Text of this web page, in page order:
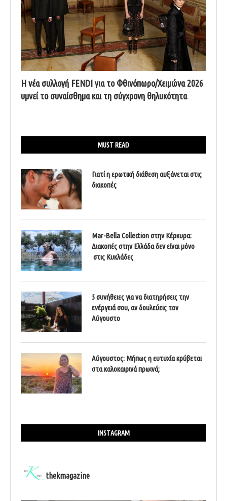
Η νέα συλλογή FENDI για το Φθινόπωρο/Χειμώνα 2026
υμνεί το συναίσθημα και τη σύγχρονη θηλυκότητα
MUST READ
Γιατί η ερωτική διάθεση αυξάνεται στις
διακοπές
Mar-Bella Collection στην Κέρκυρα:
Διακοπές στην Ελλάδα δεν είναι μόνο
στις Κυκλάδες
5 συνήθειες για να διατηρήσεις την
ενέργειά σου, αν δουλεύεις τον
Αύγουστο
Αύγουστος: Μήπως η ευτυχία κρύβεται
στα καλοκαιρινά πρωινά;
INSTAGRAM
thekmagazine